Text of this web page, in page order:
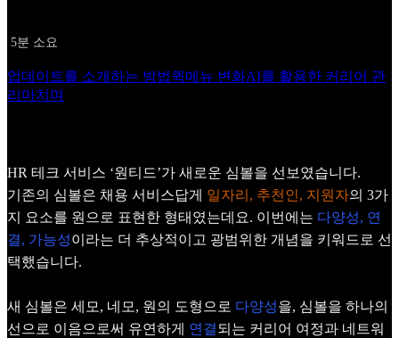
5분 소요
업데이트를 소개하는 방법퀵메뉴 변화AI를 활용한 커리어 관
리 마치며
HR 테크 서비스 ‘원티드’가 새로운 심볼을 선보였습니다.
기존의 심볼은 채용 서비스답게 일자리, 추천인, 지원자의 3가
지 요소를 원으로 표현한 형태였는데요. 이번에는 다양성, 연
결, 가능성이라는 더 추상적이고 광범위한 개념을 키워드로 선
택했습니다.
새 심볼은 세모, 네모, 원의 도형으로 다양성을, 심볼을 하나의
선으로 이음으로써 유연하게 연결되는 커리어 여정과 네트워